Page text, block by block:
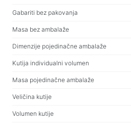
Radni prostor i kućni namještaj
Stolovi za dom i ured
Okviri za stolove
Stolići za kavu
Barske stolice
Gabariti bez pakovanja
Masa bez ambalaže
Dimenzije pojedinačne ambalaže
Kutija individualni volumen
Masa pojedinačne ambalaže
Veličina kutije
Volumen kutije